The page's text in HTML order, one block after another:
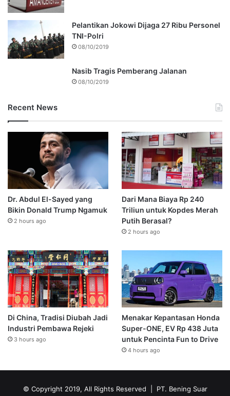
Pelantikan Jokowi Dijaga 27 Ribu Personel
TNI-Polri
08/10/2019
Nasib Tragis Pemberang Jalanan
08/10/2019
Recent News
Dr. Abdul El-Sayed yang
Bikin Donald Trump Ngamuk
2 hours ago
Dari Mana Biaya Rp 240
Triliun untuk Kopdes Merah
Putih Berasal?
2 hours ago
Di China, Tradisi Diubah Jadi
Industri Pembawa Rejeki
3 hours ago
Menakar Kepantasan Honda
Super-ONE, EV Rp 438 Juta
untuk Pencinta Fun to Drive
4 hours ago
© Copyright 2019, All Rights Reserved | PT. Bening Suar